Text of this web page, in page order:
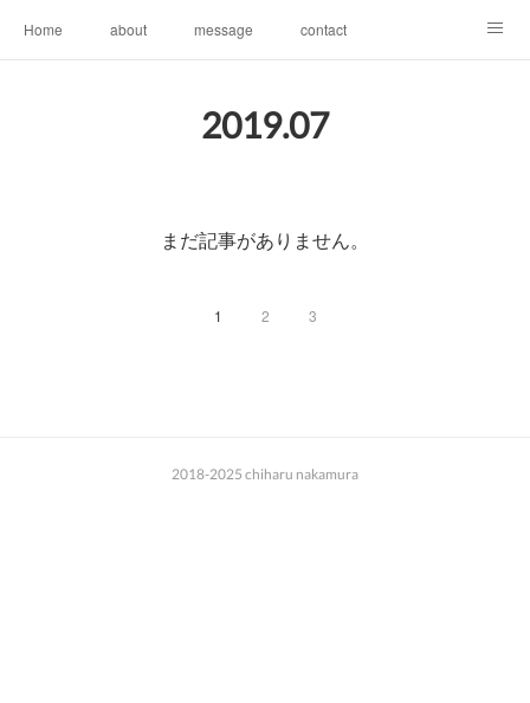
Home about message contact
2019.07
まだ記事がありません。
1 2 3
2018-2025 chiharu nakamura